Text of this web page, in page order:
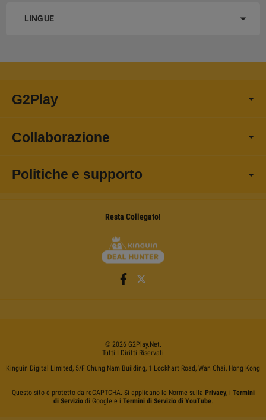
LINGUE
G2Play
Collaborazione
Politiche e supporto
Resta Collegato!
© 2026 G2Play.net.
Tutti I Diritti Riservati
Kinguin Digital Limited, 5/F Chung Nam Building, 1 Lockhart Road, Wan Chai, Hong Kong
Questo sito è protetto da reCAPTCHA. Si applicano le Norme sulla Privacy, i Termini
di Serviziodi Google e i Termini di Servizio di YouTube.